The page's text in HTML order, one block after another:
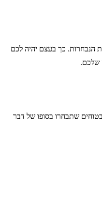
הנבחרות. כך בעצם יהיה לכם
שלכם.
שתבחרו בסופו של דבר